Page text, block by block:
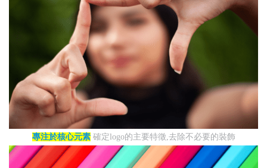
專注於核心元素確定logo的主要特徵,去除不必要的裝飾